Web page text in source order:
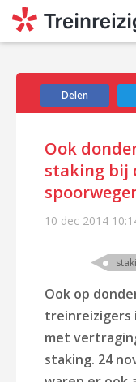
Delen
Ook
staking bij
10 dec 2014
Ook op
treinreizigers
met
staking. 24